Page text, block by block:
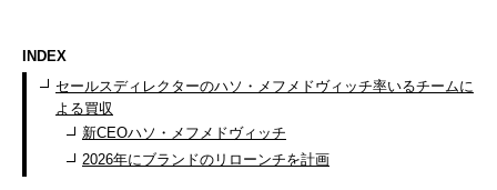
INDEX
セールスディレクターのハソ・メフメドヴィッチ率いるチームに
よる買収
新CEOハソ・メフメドヴィッチ
2026年にブランドのリローンチを計画